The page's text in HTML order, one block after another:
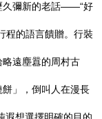
久彌新的老話——“好
程的語言饋贈。行裝
遠塵囂的周村古
」，倒叫人在漫長